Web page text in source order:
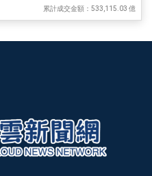
累計成交金額：533,115.03 億